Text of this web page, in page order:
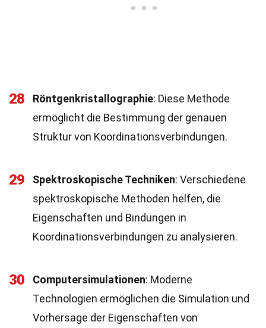
28 Röntgenkristallographie: Diese Methode
ermöglicht die Bestimmung der genauen
Struktur von Koordinationsverbindungen.
29 Spektroskopische Techniken: Verschiedene
spektroskopische Methoden helfen, die
Eigenschaften und Bindungen in
Koordinationsverbindungen zu analysieren.
30 Computersimulationen: Moderne
Technologien ermöglichen die Simulation und
Vorhersage der Eigenschaften von